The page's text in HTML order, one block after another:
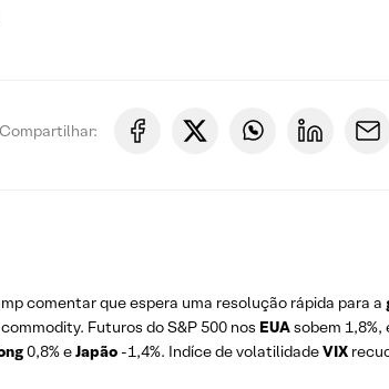
Compartilhar:
comentar que espera uma resolução rápida para a
Futuros do S&P 500 nos EUAsobem 1,8%,
0,8% eJapão -1,4%. Indíce de volatilidadeVIX